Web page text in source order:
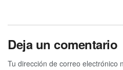
Deja un comentario
Tu dirección de correo electrónico